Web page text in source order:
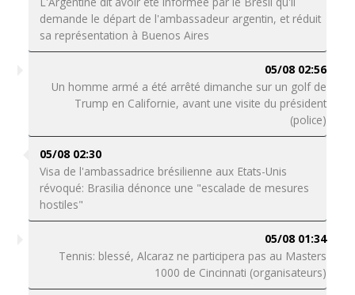
demande le départ de l'ambassadeur argentin, et réduit
sa représentation à Buenos Aires
05/08 02:56
Un homme armé a été arrêté dimanche sur un golf de
Trump en Californie, avant une visite du président
(police)
05/08 02:30
Visa de l'ambassadrice brésilienne aux Etats-Unis
révoqué: Brasilia dénonce une "escalade de mesures
hostiles"
05/08 01:34
Tennis: blessé, Alcaraz ne participera pas au Masters
1000 de Cincinnati (organisateurs)